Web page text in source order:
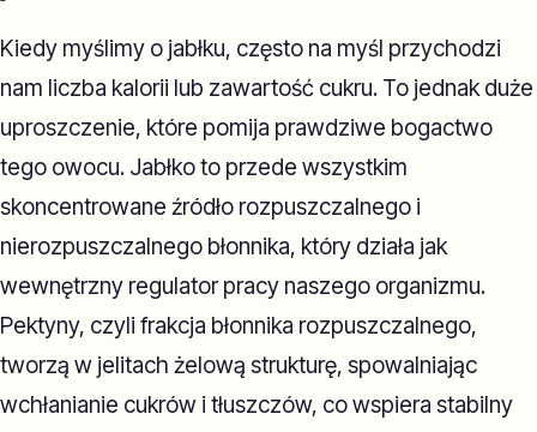
Kiedy myślimy o jabłku, często na myśl przychodzi
nam liczba kalorii lub zawartość cukru. To jednak duże
uproszczenie, które pomija prawdziwe bogactwo
tego owocu. Jabłko to przede wszystkim
skoncentrowane źródło rozpuszczalnego i
nierozpuszczalnego błonnika, który działa jak
wewnętrzny regulator pracy naszego organizmu.
Pektyny, czyli frakcja błonnika rozpuszczalnego,
tworzą w jelitach żelową strukturę, spowalniając
wchłanianie cukrów i tłuszczów, co wspiera stabilny